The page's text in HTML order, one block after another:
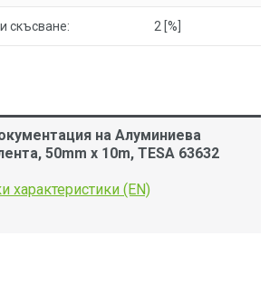
скъсване: 2 [%]
на Алуминиева
50mm x 10m, TESA 63632
характеристики (EN)